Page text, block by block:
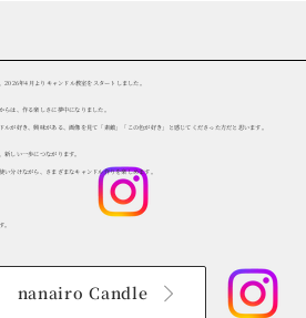
2026年4月よりキャンドル教室をスタートしました。
は、作る楽しさに夢中になりました。
ルが好き、興味がある、画像を見て「素敵」「この色が好き」と感じてくださった方だと思います。
新しい一歩につながります。
い分けながら、さまざまなキャンドル作りを楽しめます。
。
nanairo Candle